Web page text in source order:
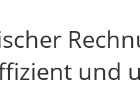
und